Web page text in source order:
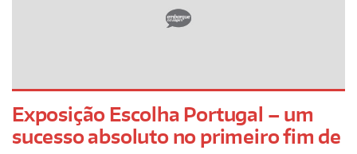
Exposição Escolha Portugal – um
sucesso absoluto no primeiro fim de